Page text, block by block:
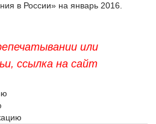
в России» на январь 2016.
или
ссылка на сайт